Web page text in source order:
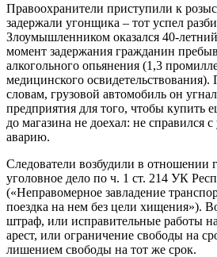
Правоохранители приступили к
задержали угонщика – тот успел
Злоумышленником оказался 40-
момент задержания гражданин
алкогольного опьянения (1,3
медицинского
словам, грузовой автомобиль он
предприятия для того, чтобы купить
до магазина не доехал: не справился
аварию.
Следователи возбудили в отношении
уголовное дело по ч. 1 ст. 214 УК
(«Неправомерное завладение
поездка на нем без цели хищения»).
штраф, или исправительные работы
арест, или ограничение свободы на
лишением свободы на тот же срок.